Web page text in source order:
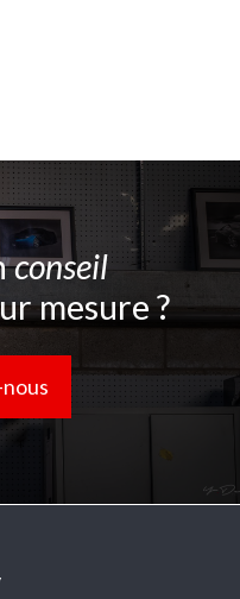
conseil
mesure ?